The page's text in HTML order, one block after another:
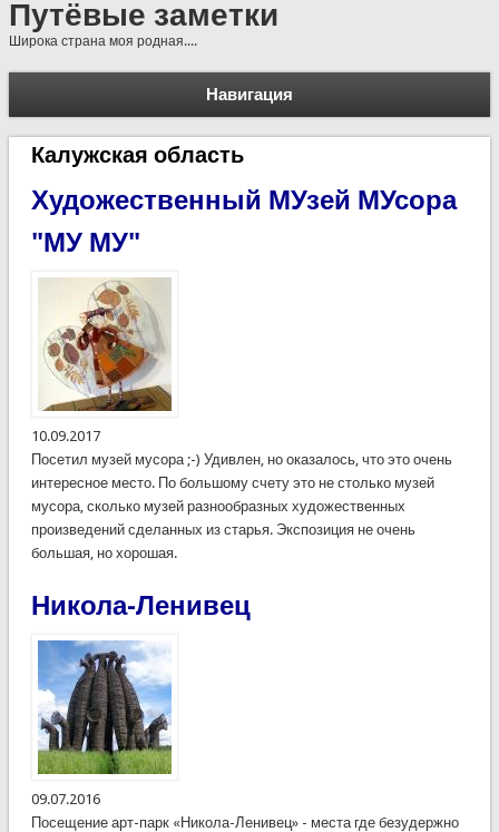
Путёвые заметки
Широка страна моя родная....
Навигация
Калужская область
Художественный МУзей МУсора
"МУ МУ"
10.09.2017
Посетил музей мусора ;-) Удивлен, но оказалось, что это очень
интересное место. По большому счету это не столько музей
мусора, сколько музей разнообразных художественных
произведений сделанных из старья. Экспозиция не очень
большая, но хорошая.
Никола-Ленивец
09.07.2016
Посещение арт-парк «Никола-Ленивец» - места где безудержно